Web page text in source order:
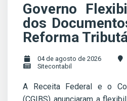
Governo
dos
Reforma
04 de agosto de 2026
Sitecontabil
A Receita Federal e o